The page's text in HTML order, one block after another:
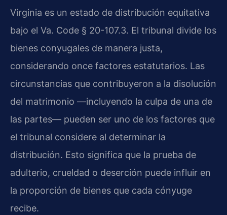
Virginia es un estado de distribución equitativa
bajo el Va. Code § 20-107.3. El tribunal divide los
bienes conyugales de manera justa,
considerando once factores estatutarios. Las
circunstancias que contribuyeron a la disolución
del matrimonio —incluyendo la culpa de una de
las partes— pueden ser uno de los factores que
el tribunal considere al determinar la
distribución. Esto significa que la prueba de
adulterio, crueldad o deserción puede influir en
la proporción de bienes que cada cónyuge
recibe.